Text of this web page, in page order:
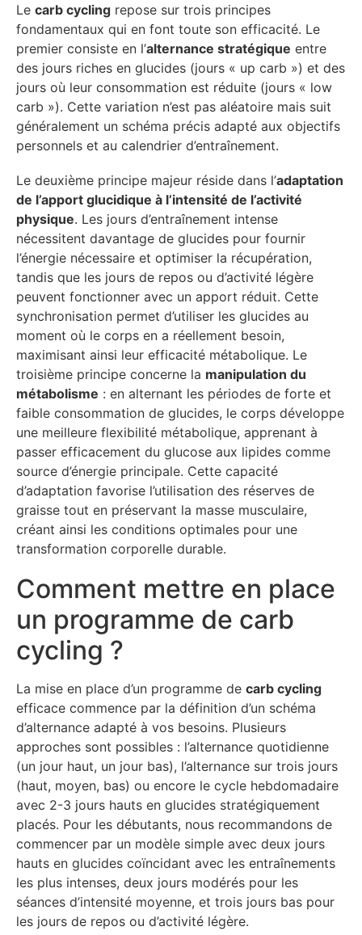
Le carb cycling repose sur trois principes
fondamentaux qui en font toute son efficacité. Le
premier consiste en l’alternance stratégique entre
des jours riches en glucides (jours « up carb ») et des
jours où leur consommation est réduite (jours « low
carb »). Cette variation n’est pas aléatoire mais suit
généralement un schéma précis adapté aux objectifs
personnels et au calendrier d’entraînement.
Le deuxième principe majeur réside dans l’adaptation
de l’apport glucidique à l’intensité de l’activité
physique. Les jours d’entraînement intense
nécessitent davantage de glucides pour fournir
l’énergie nécessaire et optimiser la récupération,
tandis que les jours de repos ou d’activité légère
peuvent fonctionner avec un apport réduit. Cette
synchronisation permet d’utiliser les glucides au
moment où le corps en a réellement besoin,
maximisant ainsi leur efficacité métabolique. Le
troisième principe concerne la manipulation du
métabolisme : en alternant les périodes de forte et
faible consommation de glucides, le corps développe
une meilleure flexibilité métabolique, apprenant à
passer efficacement du glucose aux lipides comme
source d’énergie principale. Cette capacité
d’adaptation favorise l’utilisation des réserves de
graisse tout en préservant la masse musculaire,
créant ainsi les conditions optimales pour une
transformation corporelle durable.
Comment mettre en place
un programme de carb
cycling ?
La mise en place d’un programme de carb cycling
efficace commence par la définition d’un schéma
d’alternance adapté à vos besoins. Plusieurs
approches sont possibles : l’alternance quotidienne
(un jour haut, un jour bas), l’alternance sur trois jours
(haut, moyen, bas) ou encore le cycle hebdomadaire
avec 2-3 jours hauts en glucides stratégiquement
placés. Pour les débutants, nous recommandons de
commencer par un modèle simple avec deux jours
hauts en glucides coïncidant avec les entraînements
les plus intenses, deux jours modérés pour les
séances d’intensité moyenne, et trois jours bas pour
les jours de repos ou d’activité légère.